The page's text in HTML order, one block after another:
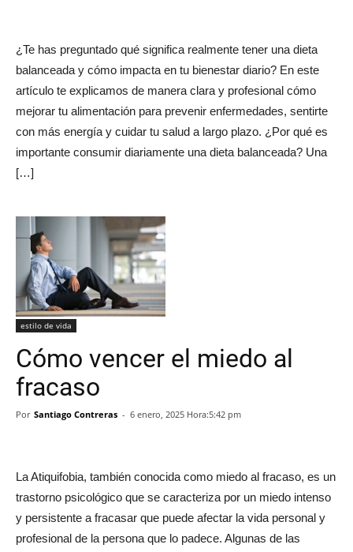
¿Te has preguntado qué significa realmente tener una dieta
balanceada y cómo impacta en tu bienestar diario? En este
artículo te explicamos de manera clara y profesional cómo
mejorar tu alimentación para prevenir enfermedades, sentirte
con más energía y cuidar tu salud a largo plazo. ¿Por qué es
importante consumir diariamente una dieta balanceada? Una
[…]
estilo de vida
Cómo vencer el miedo al
fracaso
Por Santiago Contreras - 6 enero, 2025 Hora:5:42 pm
La Atiquifobia, también conocida como miedo al fracaso, es un
trastorno psicológico que se caracteriza por un miedo intenso
y persistente a fracasar que puede afectar la vida personal y
profesional de la persona que lo padece. Algunas de las